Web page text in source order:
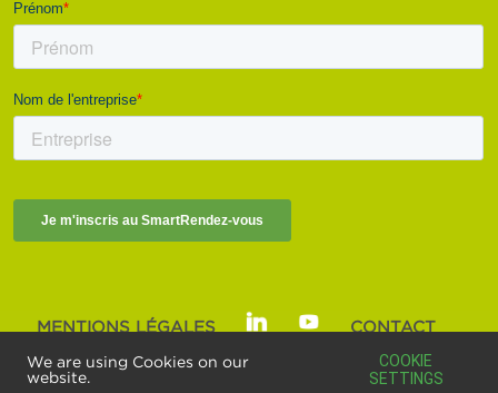
MENTIONS LÉGALES
CONTACT
SMART BUILDINGS ALLIANCE | © 2025
We are using Cookies on our
website.
COOKIE
SETTINGS